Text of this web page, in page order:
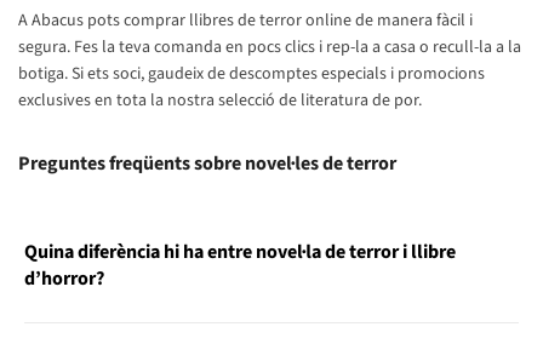
A Abacus pots comprar llibres de terror online de manera fàcil i
segura. Fes la teva comanda en pocs clics i rep-la a casa o recull-la a la
botiga. Si ets soci, gaudeix de descomptes especials i promocions
exclusives en tota la nostra selecció de literatura de por.
Preguntes freqüents sobre novel·les de terror
Quina diferència hi ha entre novel·la de terror i llibre
d’horror?